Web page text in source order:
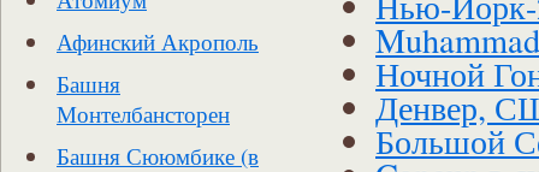
Афинский Акрополь
Башня
Монтелбансторен
Башня Сююмбике (в
Ночной
Денвер,
Большой